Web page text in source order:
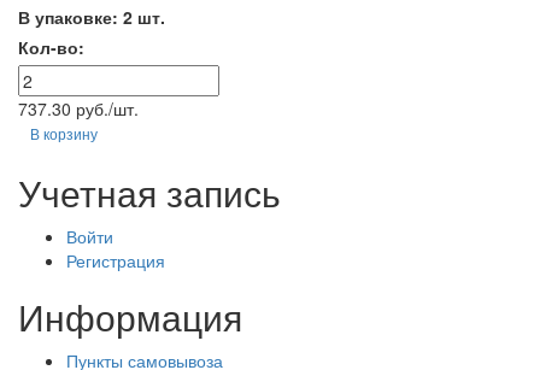
В упаковке: 2 шт.
Кол-во:
737.30 руб./шт.
В корзину
Учетная запись
Войти
Регистрация
Информация
Пункты самовывоза